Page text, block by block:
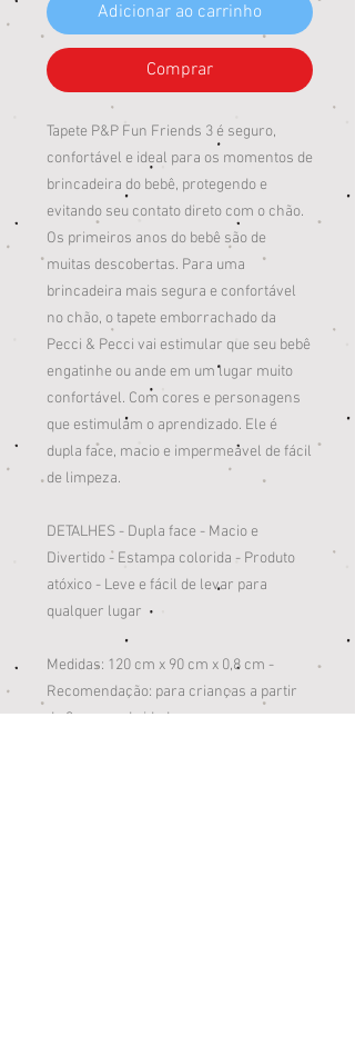
Adicionar ao carrinho
Comprar
Tapete P&P Fun Friends 3 é seguro,
confortável e ideal para os momentos de
brincadeira do bebê, protegendo e
evitando seu contato direto com o chão.
Os primeiros anos do bebê são de
muitas descobertas. Para uma
brincadeira mais segura e confortável
no chão, o tapete emborrachado da
Pecci & Pecci vai estimular que seu bebê
engatinhe ou ande em um lugar muito
confortável. Com cores e personagens
que estimulam o aprendizado. Ele é
dupla face, macio e impermeável de fácil
de limpeza.
DETALHES - Dupla face - Macio e
Divertido - Estampa colorida - Produto
atóxico - Leve e fácil de levar para
qualquer lugar
Medidas: 120 cm x 90 cm x 0,8 cm -
Recomendação: para crianças a partir
de 3 meses de idade